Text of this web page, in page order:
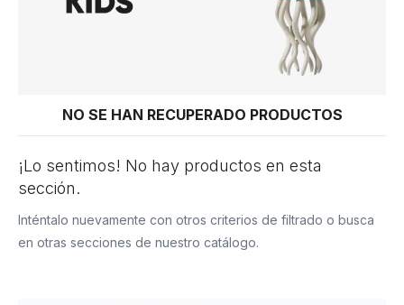
NO SE HAN RECUPERADO PRODUCTOS
¡Lo sentimos! No hay productos en esta
sección.
Inténtalo nuevamente con otros criterios de filtrado o busca
en otras secciones de nuestro catálogo.